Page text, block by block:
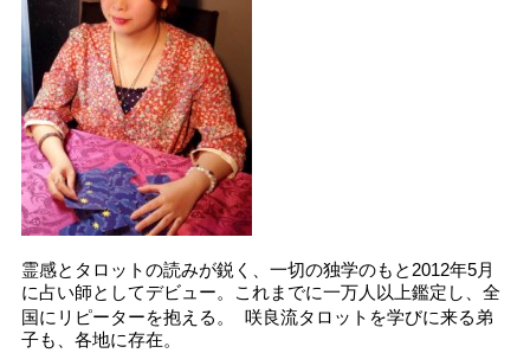
霊感とタロットの読みが鋭く、一切の独学のもと2012年5月
に占い師としてデビュー。これまでに一万人以上鑑定し、全
国にリピーターを抱える。 咲良流タロットを学びに来る弟
子も、各地に存在。